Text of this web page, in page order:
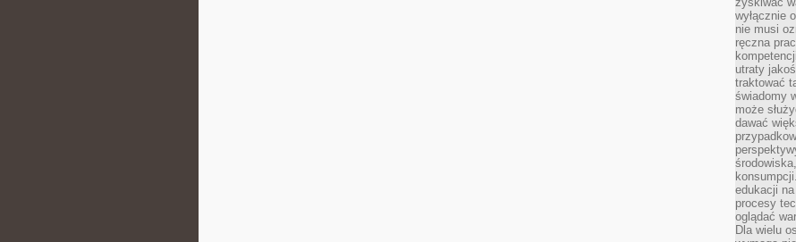
wyłącznie
nie musi
ręczna
utraty
traktować
świadomy
może
dawać
edukacji
procesy
oglądać
Dla wielu